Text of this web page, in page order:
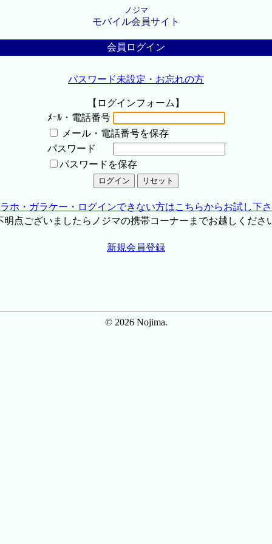
ノジマ
モバイル会員サイト
会員ログイン
パスワード未設定・お忘れの方
【ログインフォーム】
ﾒｰﾙ・電話番号
メール・電話番号を保存
パスワード
パスワードを保存
ホ・ガラケー・ログインできない方はこちらからお試し下
点ございましたらノジマの携帯コーナーまでお越しくださ
新規会員登録
© 2026 Nojima.